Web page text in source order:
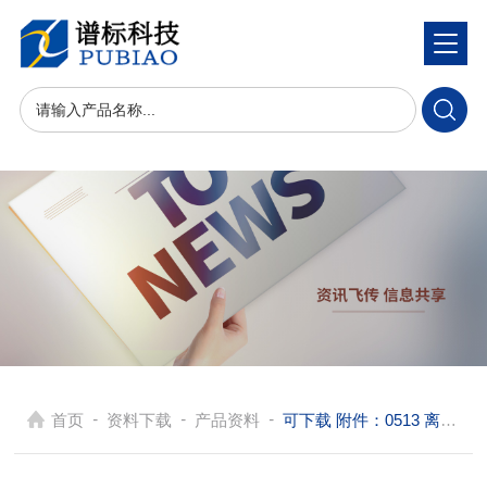
首页 - 资料下载 - 产品资料 - 可下载 附件：0513 离子色谱法草案公示稿（第一次）